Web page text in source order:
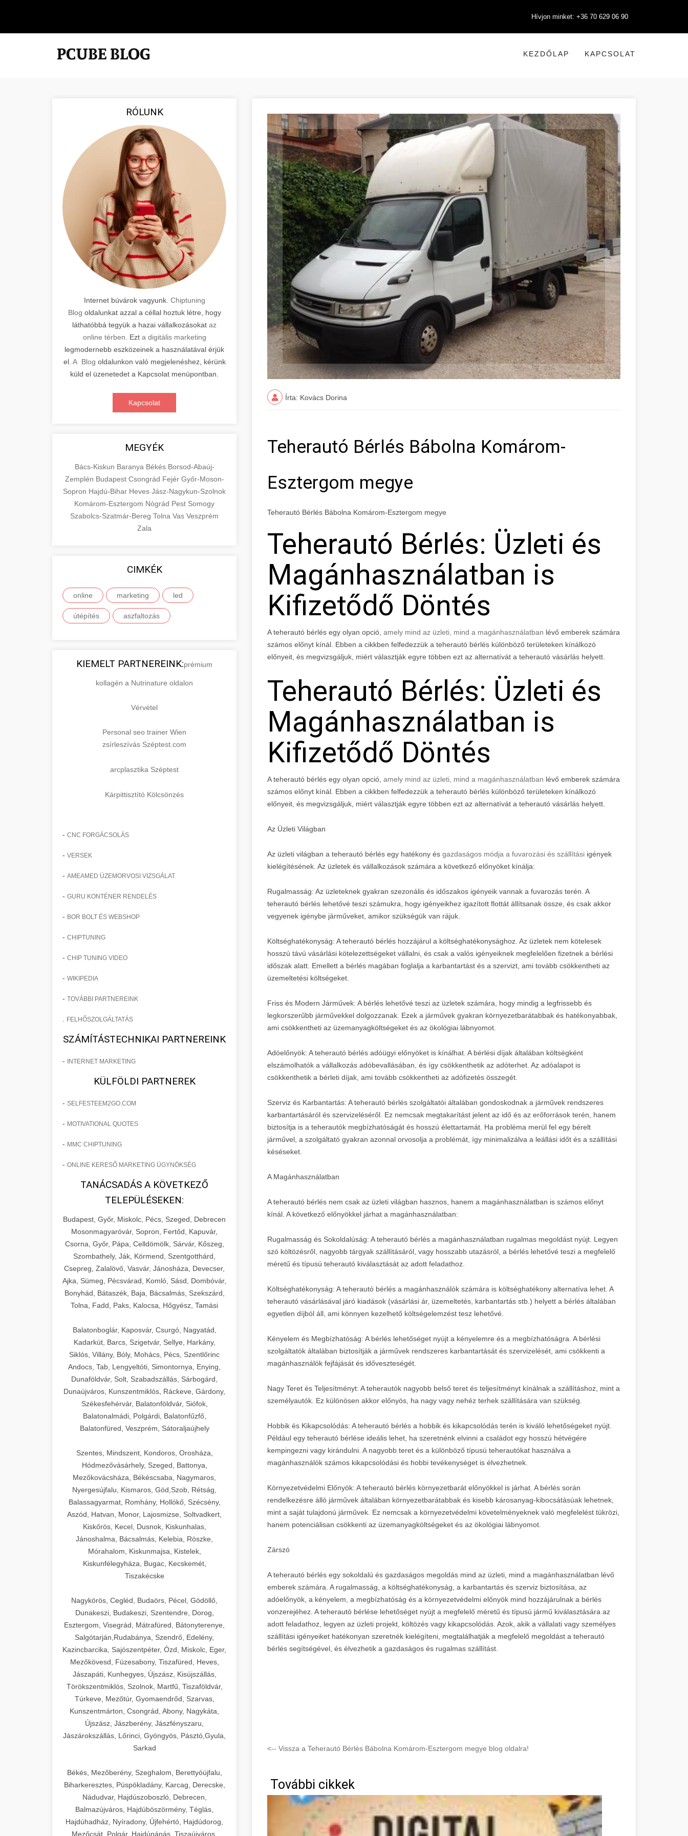
Hívjon minket: +36 70 629 06 90
KEZDŐLAP KAPCSOLAT
RÓLUNK
Internet búvárok vagyunk. Chiptuning
Blog oldalunkat azzal a céllal hoztuk létre, hogy
láthatóbbá tegyük a hazai vállalkozásokat az
online térben . Ezt a digitális marketing
legmodernebb eszközeinek a használatával érjük
el. A Blog oldalunkon való megjelenéshez, kérünk
küld el üzenetedet a Kapcsolat menüpontban.
Kapcsolat
MEGYÉK
Bács-Kiskun Baranya Békés Borsod-Abaúj-
Zemplén Budapest Csongrád Fejér Győr-Moson-
Sopron Hajdú-Bihar Heves Jász-Nagykun-Szolnok
Komárom-Esztergom Nógrád Pest Somogy
Szabolcs-Szatmár-Bereg Tolna Vas Veszprém
Zala
CIMKÉK
online marketing led
útépítés aszfaltozás
KIEMELT PARTNEREINK:prémium
kollagén a Nutrinature oldalon
Vérvétel
Personal seo trainer Wien
zsírleszívás Széptest.com
arcplasztika Széptest
Kárpittisztító Kölcsönzés
- CNC FORGÁCSOLÁS
- VERSEK
- AMEAMED ÜZEMORVOSI VIZSGÁLAT
- GURU KONTÉNER RENDELÉS
- BOR BOLT ÉS WEBSHOP
- CHIPTUNING
- CHIP TUNING VIDEO
- WIKIPEDIA
- TOVÁBBI PARTNEREINK
FELHŐSZOLGÁLTATÁS
SZÁMÍTÁSTECHNIKAI PARTNEREINK
- INTERNET MARKETING
KÜLFÖLDI PARTNEREK
- SELFESTEEM2GO.COM
- MOTIVATIONAL QUOTES
- MMC CHIPTUNING
- ONLINE KERESŐ MARKETING ÜGYNÖKSÉG
TANÁCSADÁS A KÖVETKEZŐ
TELEPÜLÉSEKEN:
Budapest, Győr, Miskolc, Pécs, Szeged, Debrecen
Mosonmagyaróvár, Sopron, Fertőd, Kapuvár,
Csorna, Győr, Pápa, Celldömölk, Sárvár, Kőszeg,
Szombathely, Ják, Körmend, Szentgotthárd,
Csepreg, Zalalövő, Vasvár, Jánosháza, Devecser,
Ajka, Sümeg, Pécsvárad, Komló, Sásd, Dombóvár,
Bonyhád, Bátaszék, Baja, Bácsalmás, Szekszárd,
Tolna, Fadd, Paks, Kalocsa, Hőgyész, Tamási
Balatonboglár, Kaposvár, Csurgó, Nagyatád,
Kadarkút, Barcs, Szigetvár, Sellye, Harkány,
Siklós, Villány, Bóly, Mohács, Pécs, Szentlőrinc
Andocs, Tab, Lengyeltóti, Simontornya, Enying,
Dunaföldvár, Solt, Szabadszállás, Sárbogárd,
Dunaújváros, Kunszentmiklós, Ráckeve, Gárdony,
Székesfehérvár, Balatonföldvár, Siófok,
Balatonalmádi, Polgárdi, Balatonfűzfő,
Balatonfüred, Veszprém, Sátoraljaújhely
Szentes, Mindszent, Kondoros, Orosháza,
Hódmezővásárhely, Szeged, Battonya,
Mezőkovácsháza, Békéscsaba, Nagymaros,
Nyergesújfalu, Kismaros, Göd,Szob, Rétság,
Balassagyarmat, Romhány, Hollókő, Szécsény,
Aszód, Hatvan, Monor, Lajosmizse, Soltvadkert,
Kiskőrös, Kecel, Dusnok, Kiskunhalas,
Jánoshalma, Bácsalmás, Kelebia, Röszke,
Mórahalom, Kiskunmajsa, Kistelek,
Kiskunfélegyháza, Bugac, Kecskemét,
Tiszakécske
Nagykörös, Cegléd, Budaörs, Pécel, Gödöllő,
Dunakeszi, Budakeszi, Szentendre, Dorog,
Esztergom, Visegrád, Mátrafüred, Bátonyterenye,
Salgótarján,Rudabánya, Szendrő, Edelény,
Kazincbarcika, Sajószentpéter, Ózd, Miskolc, Eger,
Mezőkövesd, Füzesabony, Tiszafüred, Heves,
Jászapáti, Kunhegyes, Újszász, Kisújszállás,
Törökszentmiklós, Szolnok, Martfű, Tiszaföldvár,
Túrkeve, Mezőtúr, Gyomaendrőd, Szarvas,
Kunszentmárton, Csongrád, Abony, Nagykáta,
Újszász, Jászberény, Jászfényszaru,
Jászárokszállás, Lőrinci, Gyöngyös, Pásztó,Gyula,
Sarkad
Békés, Mezőberény, Szeghalom, Berettyóújfalu,
Biharkeresztes, Püspökladány, Karcag, Derecske,
Nádudvar, Hajdúszoboszló, Debrecen,
Balmazújváros, Hajdúböszörmény, Téglás,
Hajdúhadház, Nyíradony, Újfehértó, Hajdúdorog,
Mezőcsát, Polgár, Hajdúnánás, Tiszaújváros,
Írta: Kovács Dorina
Teherautó Bérlés Bábolna Komárom-
Esztergom megye
Teherautó Bérlés Bábolna Komárom-Esztergom megye
Teherautó Bérlés: Üzleti és
Magánhasználatban is
Kifizetődő Döntés
A teherautó bérlés egy olyan opció, amely mind az üzleti, mind a magánhasználatban lévő emberek számára
számos előnyt kínál. Ebben a cikkben felfedezzük a teherautó bérlés különböző területeken kínálkozó
előnyeit, és megvizsgáljuk, miért választják egyre többen ezt az alternatívát a teherautó vásárlás helyett.
Teherautó Bérlés: Üzleti és
Magánhasználatban is
Kifizetődő Döntés
A teherautó bérlés egy olyan opció, amely mind az üzleti, mind a magánhasználatban lévő emberek számára
számos előnyt kínál. Ebben a cikkben felfedezzük a teherautó bérlés különböző területeken kínálkozó
előnyeit, és megvizsgáljuk, miért választják egyre többen ezt az alternatívát a teherautó vásárlás helyett.
Az Üzleti Világban
Az üzleti világban a teherautó bérlés egy hatékony és gazdaságos módja a fuvarozási és szállítási igények
kielégítésének. Az üzletek és vállalkozások számára a következő előnyöket kínálja:
Rugalmasság: Az üzleteknek gyakran szezonális és időszakos igényeik vannak a fuvarozás terén. A
teherautó bérlés lehetővé teszi számukra, hogy igényeikhez igazított flottát állítsanak össze, és csak akkor
vegyenek igénybe járműveket, amikor szükségük van rájuk.
Költséghatékonyság: A teherautó bérlés hozzájárul a költséghatékonysághoz. Az üzletek nem kötelesek
hosszú távú vásárlási kötelezettségeket vállalni, és csak a valós igényeiknek megfelelően fizetnek a bérlési
időszak alatt. Emellett a bérlés magában foglalja a karbantartást és a szervizt, ami tovább csökkentheti az
üzemeltetési költségeket.
Friss és Modern Járművek: A bérlés lehetővé teszi az üzletek számára, hogy mindig a legfrissebb és
legkorszerűbb járművekkel dolgozzanak. Ezek a járművek gyakran környezetbarátabbak és hatékonyabbak,
ami csökkentheti az üzemanyagköltségeket és az ökológiai lábnyomot.
Adóelőnyök: A teherautó bérlés adóügyi előnyöket is kínálhat. A bérlési díjak általában költségként
elszámolhatók a vállalkozás adóbevallásában, és így csökkenthetik az adóterhet. Az adóalapot is
csökkenthetik a bérleti díjak, ami tovább csökkentheti az adófizetés összegét.
Szerviz és Karbantartás: A teherautó bérlés szolgáltatói általában gondoskodnak a járművek rendszeres
karbantartásáról és szervizeléséről. Ez nemcsak megtakarítást jelent az idő és az erőforrások terén, hanem
biztosítja is a teherautók megbízhatóságát és hosszú élettartamát. Ha probléma merül fel egy bérelt
járművel, a szolgáltató gyakran azonnal orvosolja a problémát, így minimalizálva a leállási időt és a szállítási
késéseket.
A Magánhasználatban
A teherautó bérlés nem csak az üzleti világban hasznos, hanem a magánhasználatban is számos előnyt
kínál. A következő előnyökkel járhat a magánhasználatban:
Rugalmasság és Sokoldalúság: A teherautó bérlés a magánhasználatban rugalmas megoldást nyújt. Legyen
szó költözésről, nagyobb tárgyak szállításáról, vagy hosszabb utazásról, a bérlés lehetővé teszi a megfelelő
méretű és típusú teherautó kiválasztását az adott feladathoz.
Költséghatékonyság: A teherautó bérlés a magánhasználók számára is költséghatékony alternatíva lehet. A
teherautó vásárlásával járó kiadások (vásárlási ár, üzemeltetés, karbantartás stb.) helyett a bérlés általában
egyetlen díjból áll, ami könnyen kezelhető költségelemzést tesz lehetővé.
Kényelem és Megbízhatóság: A bérlés lehetőséget nyújt a kényelemre és a megbízhatóságra. A bérlési
szolgáltatók általában biztosítják a járművek rendszeres karbantartását és szervizelését, ami csökkenti a
magánhasználók fejfájását és időveszteségét.
Nagy Teret és Teljesítményt: A teherautók nagyobb belső teret és teljesítményt kínálnak a szállításhoz, mint a
személyautók. Ez különösen akkor előnyös, ha nagy vagy nehéz terhek szállítására van szükség.
Hobbik és Kikapcsolódás: A teherautó bérlés a hobbik és kikapcsolódás terén is kiváló lehetőségeket nyújt.
Például egy teherautó bérlése ideális lehet, ha szeretnénk elvinni a családot egy hosszú hétvégére
kempingezni vagy kirándulni. A nagyobb teret és a különböző típusú teherautókat használva a
magánhasználók számos kikapcsolódási és hobbi tevékenységet is élvezhetnek.
Környezetvédelmi Előnyök: A teherautó bérlés környezetbarát előnyökkel is járhat. A bérlés során
rendelkezésre álló járművek általában környezetbarátabbak és kisebb károsanyag-kibocsátásúak lehetnek,
mint a saját tulajdonú járművek. Ez nemcsak a környezetvédelmi követelményeknek való megfelelést tükrözi,
hanem potenciálisan csökkenti az üzemanyagköltségeket és az ökológiai lábnyomot.
Zárszó
A teherautó bérlés egy sokoldalú és gazdaságos megoldás mind az üzleti, mind a magánhasználatban lévő
emberek számára. A rugalmasság, a költséghatékonyság, a karbantartás és szerviz biztosítása, az
adóelőnyök, a kényelem, a megbízhatóság és a környezetvédelmi előnyök mind hozzájárulnak a bérlés
vonzerejéhez. A teherautó bérlése lehetőséget nyújt a megfelelő méretű és típusú jármű kiválasztására az
adott feladathoz, legyen az üzleti projekt, költözés vagy kikapcsolódás. Azok, akik a vállalati vagy személyes
szállítási igényeiket hatékonyan szeretnék kielégíteni, megtalálhatják a megfelelő megoldást a teherautó
bérlés segítségével, és élvezhetik a gazdaságos és rugalmas szállítást.
<-- Vissza a Teherautó Bérlés Bábolna Komárom-Esztergom megye blog oldalra!
További cikkek